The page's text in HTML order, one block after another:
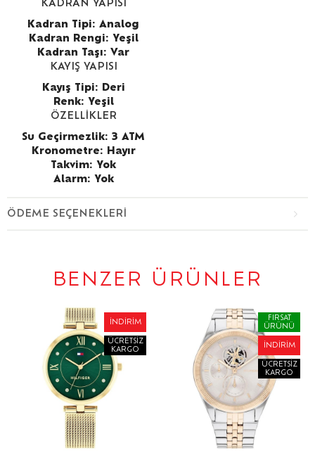
KADRAN YAPISI
Kadran Tipi: Analog
Kadran Rengi: Yeşil
Kadran Taşı: Var
KAYIŞ YAPISI
Kayış Tipi: Deri
Renk: Yeşil
ÖZELLİKLER
Su Geçirmezlik: 3 ATM
Kronometre: Hayır
Takvim: Yok
Alarm: Yok
ÖDEME SEÇENEKLERI
BENZER ÜRÜNLER
İNDIRIM
ÜCRETSIZ
KARGO
FIRSAT
ÜRÜNÜ
İNDIRIM
ÜCRETSIZ
KARGO